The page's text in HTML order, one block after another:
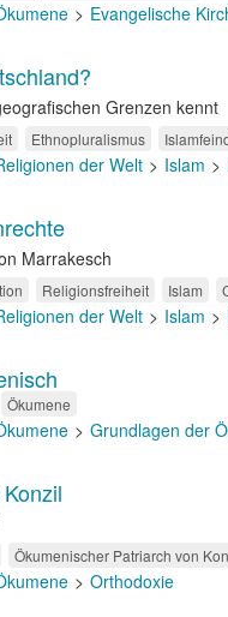
Evangelische
Grenzen kennt
Ethnopluralismus
der Welt Islam
Marrakesch
Religionsfreiheit Islam
der Welt Islam
Ökumene
Grundlagen der
Ökumenischer Patriarch von
Orthodoxie